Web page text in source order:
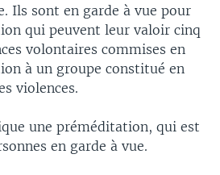
Ils sont en garde à vue pour
qui peuvent leur valoir cinq
volontaires commises en
à un groupe constitué en
violences.
une préméditation, qui est
en garde à vue.